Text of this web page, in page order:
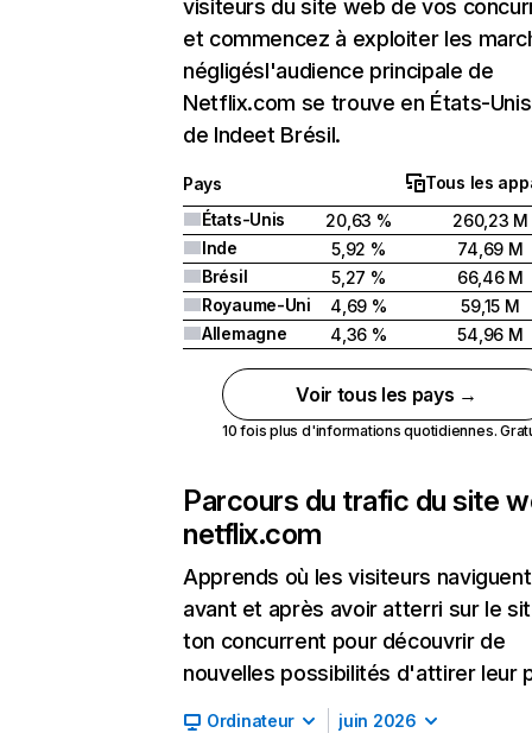
visiteurs du site web de vos
et commencez à exploiter les
négligésl'audience principale de
Netflix.com se trouve en États-
de Indeet Brésil.
Pays
Tous les
États-Unis
20,63 %
260,23 M
Inde
5,92 %
74,69 M
Brésil
5,27 %
66,46 M
Royaume-Uni
4,69 %
59,15 M
Allemagne
4,36 % 54,96 M
Voir tous les pays →
10 fois plus d'informations quotidiennes.
Parcours du trafic du site
netflix.com
Apprends où les visiteurs naviguent
avant et après avoir atterri sur le
ton concurrent pour découvrir de
nouvelles possibilités d'attirer leur
Ordinateur juin 2026